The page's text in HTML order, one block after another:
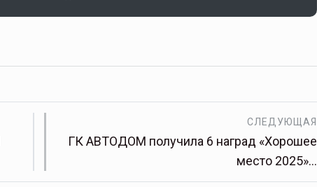
СЛЕДУЮЩАЯ
ГК АВТОДОМ получила 6 наград «Хорошее
место 2025»…